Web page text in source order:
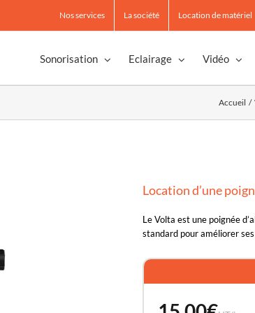
Nos services La société Location de matériel
Sonorisation Eclairage Vidéo
Accueil
Location d’une
Le Volta est une poignée
standard pour améliorer